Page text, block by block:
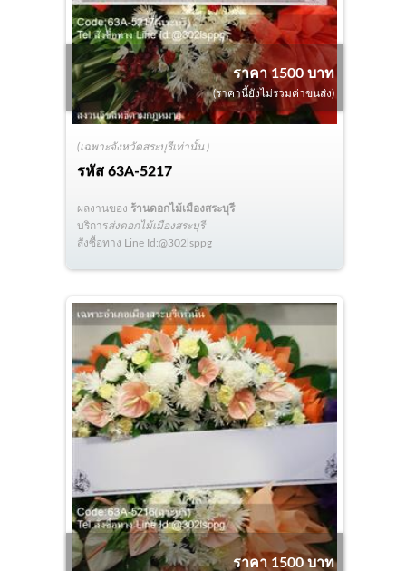
(เฉพาะจังหวัดสระบุรีเท่านั้น )
รหัส63A-5217
ราคา 1500 บาท
(ราคานี้ยังไม่รวมค่าขนส่ง)
ผลงานของ ร้านดอกไม้เมืองสระบุรี
บริการส่งดอกไม้เมืองสระบุรี
สั่งซื้อทาง Line Id:@302lsppg
ราคา 1500 บาท